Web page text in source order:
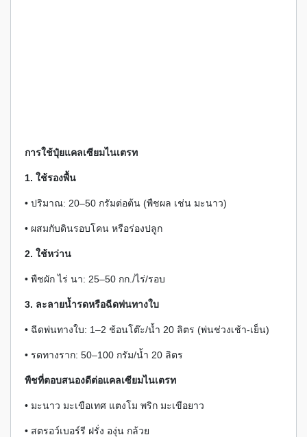
การใช้ปุ๋ยแคลเซียมไนเตรท
1. ใช้รองพื้น
• ปริมาณ: 20–50 กรัมต่อต้น (พืชผล เช่น มะนาว)
• ผสมกับดินรอบโคน หรือร่องปลูก
2. ใช้หว่าน
• พืชผัก ไร่ นา: 25–50 กก./ไร่/รอบ
3. ละลายน้ำรดหรือฉีดพ่นทางใบ
• ฉีดพ่นทางใบ: 1–2 ช้อนโต๊ะ/น้ำ 20 ลิตร (พ่นช่วงเช้า-เย็น)
• รดทางราก: 50–100 กรัม/น้ำ 20 ลิตร
พืชที่ตอบสนองดีต่อแคลเซียมไนเตรท
• มะนาว มะเขือเทศ แตงโม พริก มะเขือยาว
• สตรอว์เบอร์รี ฝรั่ง องุ่น กล้วย